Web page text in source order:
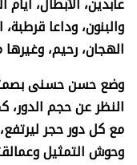
والبنون، وداعا
الهجان، رحيم، وغيرها
وضع حسن حسنى
النظر عن حجم الدور،
مع كل دور حجر
وحوش التمثيل